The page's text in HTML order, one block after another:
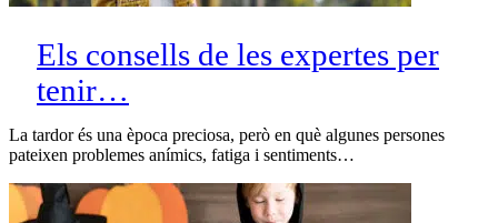
Els consells de les expertes per
tenir…
La tardor és una època preciosa, però en què algunes persones
pateixen problemes anímics, fatiga i sentiments…